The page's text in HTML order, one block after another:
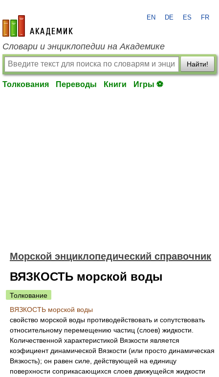
academic.ru
EN DE ES FR
Словари и энциклопедии на Академике
Найти!
Толкования Переводы Книги Игры ⚽
Морской энциклопедический справочник
ВЯЗКОСТЬ морской воды
Толкование
ВЯЗКОСТЬ морской воды
свойство морской воды противодействовать и сопутствовать
относительному перемещению частиц (слоев) жидкости.
Количественной характеристикой Вязкости является
коэфициент динамической Вязкости (или просто динамическая
Вязкость); он равен силе, действующей на единицу
поверхности соприкасающихся слоев движущейся жидкости